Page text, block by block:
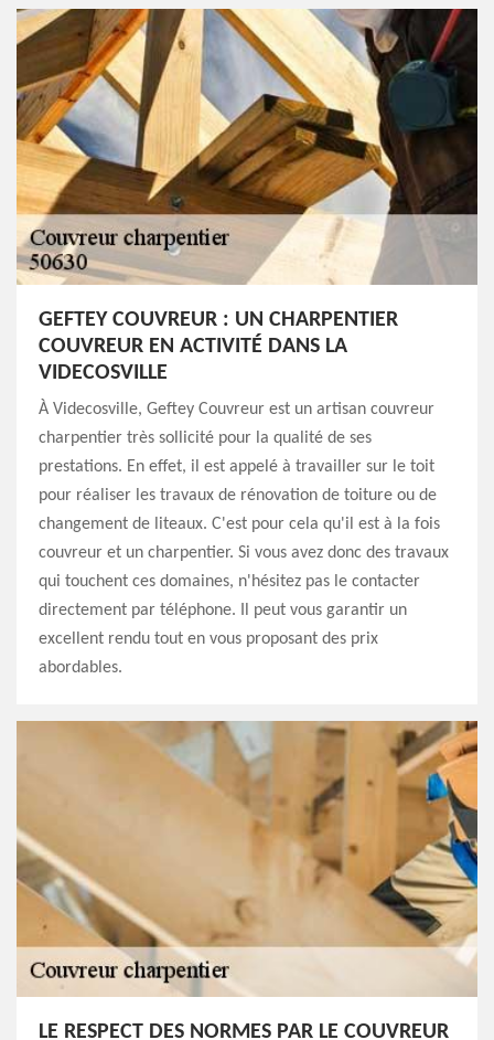
GEFTEY COUVREUR : UN CHARPENTIER
COUVREUR EN ACTIVITÉ DANS LA
VIDECOSVILLE
À Videcosville, Geftey Couvreur est un artisan couvreur
charpentier très sollicité pour la qualité de ses
prestations. En effet, il est appelé à travailler sur le toit
pour réaliser les travaux de rénovation de toiture ou de
changement de liteaux. C'est pour cela qu'il est à la fois
couvreur et un charpentier. Si vous avez donc des travaux
qui touchent ces domaines, n'hésitez pas le contacter
directement par téléphone. Il peut vous garantir un
excellent rendu tout en vous proposant des prix
abordables.
LE RESPECT DES NORMES PAR LE COUVREUR